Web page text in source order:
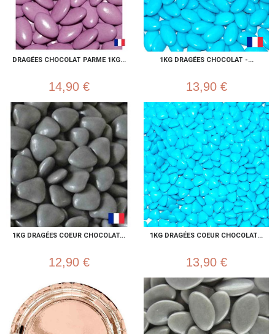
DRAGÉES CHOCOLAT PARME 1KG...
14,90 €
1KG DRAGÉES CHOCOLAT -...
13,90 €
1KG DRAGÉES COEUR CHOCOLAT...
12,90 €
1KG DRAGÉES COEUR CHOCOLAT...
13,90 €